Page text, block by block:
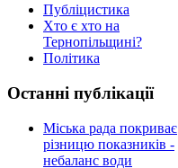
Публіцистика
Хто є хто на
Тернопільщині?
Політика
Останні публікації
Міська рада покриває
різницю показників -
небаланс води